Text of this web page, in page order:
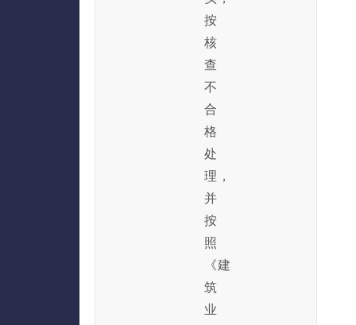
按
核
查
不
合
格
处
理，
并
按
照
《建
筑
业